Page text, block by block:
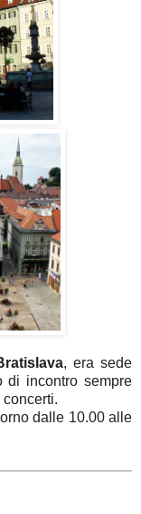
, era sede
di incontro sempre
dalle 10.00 alle